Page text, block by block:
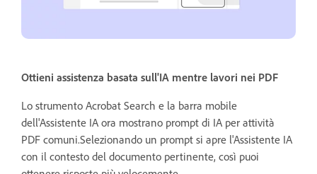
Ottieni assistenza basata sull'IA mentre lavori nei PDF
Lo strumento Acrobat Search e la barra mobile
dell'Assistente IA ora mostrano prompt di IA per attività
PDF comuni.Selezionando un prompt si apre l'Assistente IA
con il contesto del documento pertinente, così puoi